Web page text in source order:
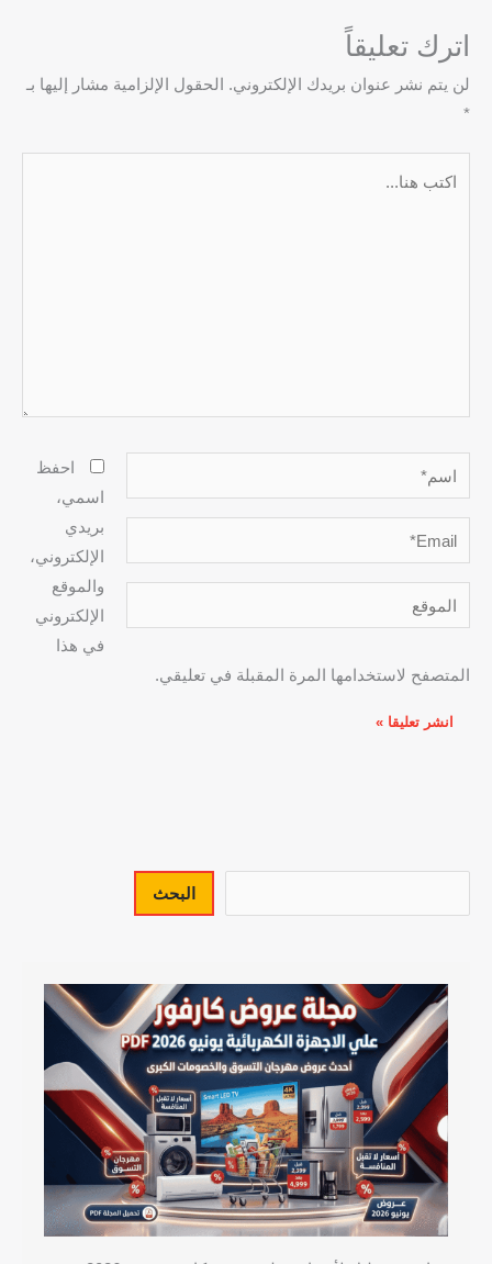
اترك تعليقاً
لن يتم نشر عنوان بريدك الإلكتروني. الحقول الإلزامية مشار إليها بـ
*
اسم*
Email*
الموقع
احفظ
اسمي،
بريدي
الإلكتروني،
والموقع
الإلكتروني
في هذا
المتصفح لاستخدامها المرة المقبلة في تعليقي.
البحث